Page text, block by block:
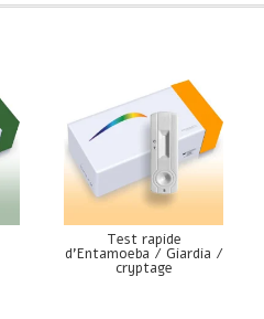
Test rapide
d’Entamoeba / Giardia /
cryptage